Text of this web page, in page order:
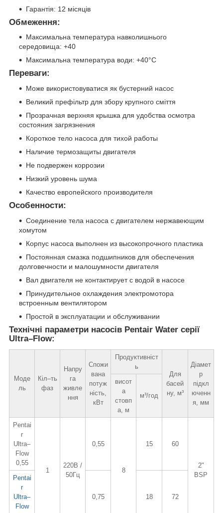
Гарантія: 12 місяців
Обмеження:
Максимальна температура навколишнього
середовища: +40
Максимальна температура води: +40°C
Переваги:
Може використовуватися як бустерний насос
Великий префільтр для збору крупного сміття
Прозрачная верхняя крышка для удобства осмотра
состояния загрязнения
Короткое тело насоса для тихой работы
Наличие термозащиты двигателя
Не подвержен коррозии
Низкий уровень шума
Качество европейского производителя
Особенности:
Соединение тела насоса с двигателем нержавеющим
хомутом
Корпус насоса выполнен из высокопрочного пластика
Постоянная смазка подшипников для обеспечения
долговечности и малошумности двигателя
Вал двигателя не контактирует с водой в насосе
Принудительное охлаждения электромотора
встроенным вентилятором
Простой в эксплуатации и обслуживании
Технічні параметри насосів Pentair Water серії
Ultra–Flow:
Моде
ль
Кіл–ть
фаз
Напру
га
живле
ння
Спожи
вана
потуж
ність,
кВт
Продуктивніст
ь
Для
басей
ну, м³
Діамет
р
підкл
юченн
я, мм
висот
а
стовп
а, м
м³/год
Pentai
r
Ultra–
Flow
0,55
1
220В /
50Гц
0,55
8
15 60
2"
BSP
Pentai
r
Ultra–
Flow
0,75 18 72